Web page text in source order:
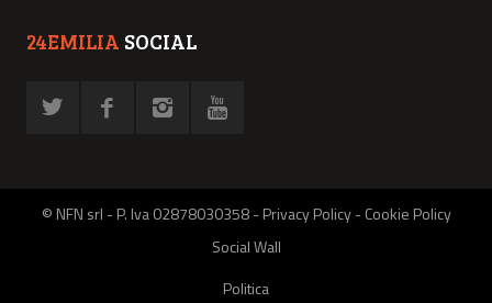
24EMILIA SOCIAL
© NFN srl - P. Iva 02878030358 -Privacy Policy-Cookie Policy
Social Wall
Politica